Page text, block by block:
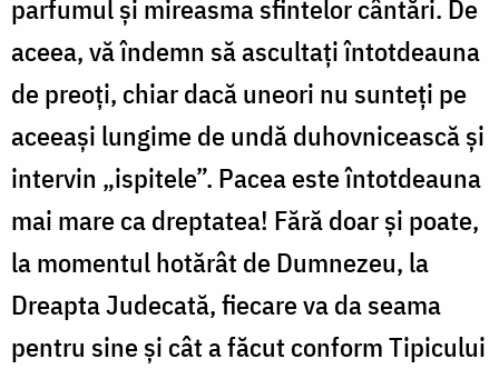
parfumul și mireasma sfintelor cântări. De
aceea, vă îndemn să ascultați întotdeauna
de preoți, chiar dacă uneori nu sunteți pe
aceeași lungime de undă duhovnicească și
intervin „ispitele”. Pacea este întotdeauna
mai mare ca dreptatea! Fără doar și poate,
la momentul hotărât de Dumnezeu, la
Dreapta Judecată, fiecare va da seama
pentru sine și cât a făcut conform Tipicului